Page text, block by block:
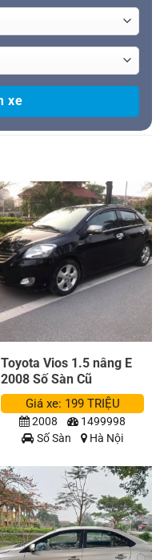
Toyota Vios 1.5 nâng E
2008 Số Sàn Cũ
Giá xe: 199 TRIỆU
2008
1499998
Số Sàn
Hà Nội